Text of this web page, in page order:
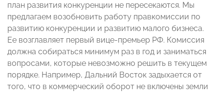
план развития конкуренции не пересекаются. Мы
предлагаем возобновить работу правкомиссии по
развитию конкуренции и развитию малого бизнеса.
Ее возглавляет первый вице-премьер РФ. Комиссия
должна собираться минимум раз в год и заниматься
вопросами, которые невозможно решить в текущем
порядке. Например, Дальний Восток задыхается от
того, что в коммерческий оборот не включены земли